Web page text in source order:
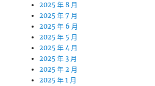
2025 年 8 月
2025 年 7 月
2025 年 6 月
2025 年 5 月
2025 年 4 月
2025 年 3 月
2025 年 2 月
2025 年 1 月